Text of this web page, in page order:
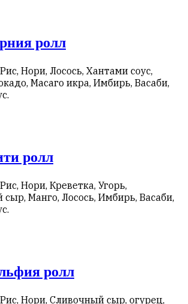
ролл
Нори, Лосось, Хантами соус,
Масаго икра, Имбирь, Васаби,
ролл
Нори, Креветка, Угорь,
Манго, Лосось, Имбирь, Васаби,
ролл
Нори, Сливочный сыр, огурец,